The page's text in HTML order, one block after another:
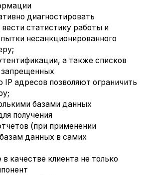
диагностировать
статистику работы и
несанкционированного
а также списков
IP адресов позволяют ограничить
базами данных
получения
(при применении
данных в самих
в качестве клиента не только